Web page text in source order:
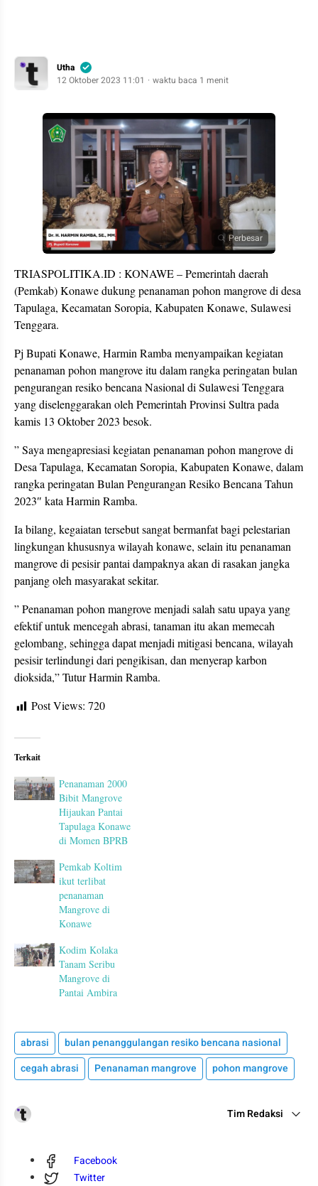
Utha
12 Oktober 2023 11:01
waktu baca 1 menit
Perbesar
TRIASPOLITIKA.ID : KONAWE – Pemerintah daerah
(Pemkab) Konawe dukung penanaman pohon mangrove di desa
Tapulaga, Kecamatan Soropia, Kabupaten Konawe, Sulawesi
Tenggara.
Pj Bupati Konawe, Harmin Ramba menyampaikan kegiatan
penanaman pohon mangrove itu dalam rangka peringatan bulan
pengurangan resiko bencana Nasional di Sulawesi Tenggara
yang diselenggarakan oleh Pemerintah Provinsi Sultra pada
kamis 13 Oktober 2023 besok.
” Saya mengapresiasi kegiatan penanaman pohon mangrove di
Desa Tapulaga, Kecamatan Soropia, Kabupaten Konawe, dalam
rangka peringatan Bulan Pengurangan Resiko Bencana Tahun
2023″ kata Harmin Ramba.
Ia bilang, kegaiatan tersebut sangat bermanfat bagi pelestarian
lingkungan khususnya wilayah konawe, selain itu penanaman
mangrove di pesisir pantai dampaknya akan di rasakan jangka
panjang oleh masyarakat sekitar.
” Penanaman pohon mangrove menjadi salah satu upaya yang
efektif untuk mencegah abrasi, tanaman itu akan memecah
gelombang, sehingga dapat menjadi mitigasi bencana, wilayah
pesisir terlindungi dari pengikisan, dan menyerap karbon
dioksida,” Tutur Harmin Ramba.
Post Views: 720
Terkait
Penanaman 2000
Bibit Mangrove
Hijaukan Pantai
Tapulaga Konawe
di Momen BPRB
Pemkab Koltim
ikut terlibat
penanaman
Mangrove di
Konawe
Kodim Kolaka
Tanam Seribu
Mangrove di
Pantai Ambira
abrasi
bulan penanggulangan resiko bencana nasional
cegah abrasi
Penanaman mangrove pohon mangrove
Tim Redaksi
Facebook
Twitter